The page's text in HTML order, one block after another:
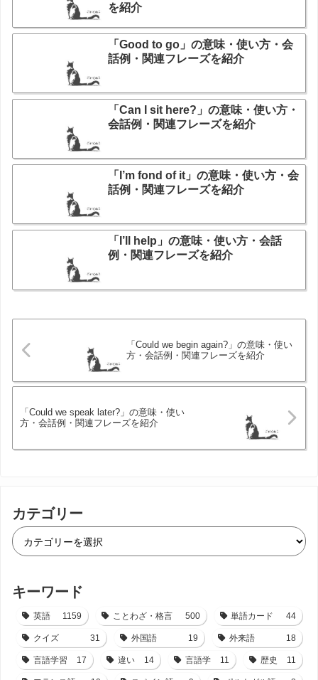
を紹介
「Good to go」の意味・使い方・会
話例・関連フレーズを紹介
「Can I sit here?」の意味・使い方・
会話例・関連フレーズを紹介
「I’m fond of it」の意味・使い方・会
話例・関連フレーズを紹介
「I’ll help」の意味・使い方・会話
例・関連フレーズを紹介
「Could we begin again?」の意味・使い
方・会話例・関連フレーズを紹介
「Could we speak later?」の意味・使い
方・会話例・関連フレーズを紹介
カテゴリー
キーワード
英語 1159 ことわざ・格言 500 単語カード 44
クイズ 31 外国語 19 外来語 18
言語学習 17 違い 14 言語学 11 歴史 11